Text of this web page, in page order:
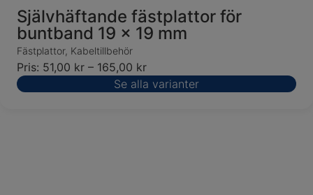
Självhäftande fästplattor för
buntband 19 x 19 mm
Fästplattor, Kabeltillbehör
Pris: 51,00 kr – 165,00 kr
Se alla varianter